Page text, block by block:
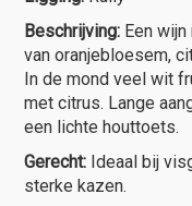
Beschrijving: Een wijn
van oranjebloesem,
In de mond veel wit
met citrus. Lange
een lichte houttoets.
Gerecht: Ideaal bij
sterke kazen.